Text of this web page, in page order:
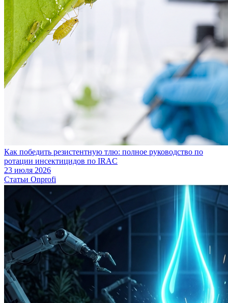
Как победить резистентную тлю: полное руководство по
ротации инсектицидов по IRAC
23 июля 2026
Статьи Onprofi